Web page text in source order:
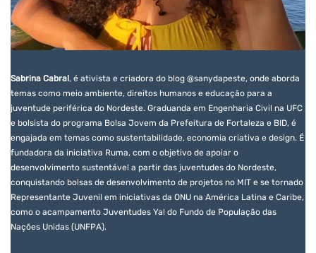
Sabrina Cabral, é ativista e criadora do blog @sanydapeste, onde aborda
temas como meio ambiente, direitos humanos e educação para a
juventude periférica do Nordeste. Graduanda em Engenharia Civil na UFC
e bolsista do programa Bolsa Jovem da Prefeitura de Fortaleza e BID, é
engajada em temas como sustentabilidade, economia criativa e design. É
fundadora da iniciativa Ruma, com o objetivo de apoiar o
desenvolvimento sustentável a partir das juventudes do Nordeste,
conquistando bolsas de desenvolvimento de projetos no MIT e se tornado
Representante Juvenil em iniciativas da ONU na América Latina e Caribe,
como o acampamento Juventudes Ya! do Fundo de População das
Nações Unidas (UNFPA).